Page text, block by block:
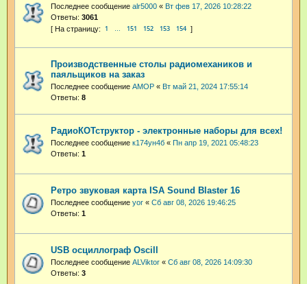
Последнее сообщение alr5000 « Вт фев 17, 2026 10:28:22
Ответы: 3061
1 … 151 152 153 154
Производственные столы радиомехаников и
паяльщиков на заказ
Последнее сообщение АМОР « Вт май 21, 2024 17:55:14
Ответы: 8
РадиоКОТструктор - электронные наборы для всех!
Последнее сообщение к174ун4б « Пн апр 19, 2021 05:48:23
Ответы: 1
Ретро звуковая карта ISA Sound Blaster 16
Последнее сообщение yor « Сб авг 08, 2026 19:46:25
Ответы: 1
USB осциллограф Oscill
Последнее сообщение ALViktor « Сб авг 08, 2026 14:09:30
Ответы: 3